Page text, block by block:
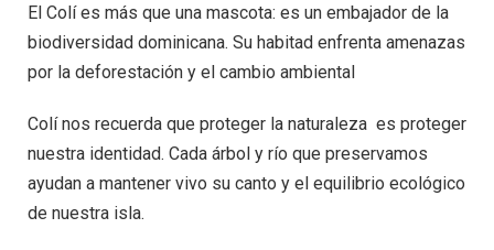
El Colí es más que una mascota: es un embajador de la
biodiversidad dominicana. Su habitad enfrenta amenazas
por la deforestación y el cambio ambiental
Colí nos recuerda que proteger la naturaleza es proteger
nuestra identidad. Cada árbol y río que preservamos
ayudan a mantener vivo su canto y el equilibrio ecológico
de nuestra isla.